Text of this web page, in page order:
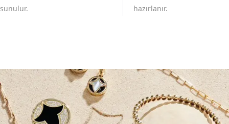
sunulur.
hazırlanır.